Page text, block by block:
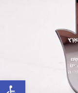
פתח סרגל נגישות